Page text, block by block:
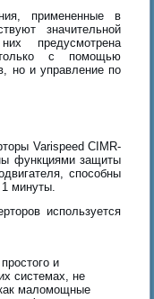
примененные в
значительной
предусмотрена
с помощью
но и управление по
Varispeed CIMR-
функциями защиты
способны
1 минуты.
используется
и
системах, не
маломощные